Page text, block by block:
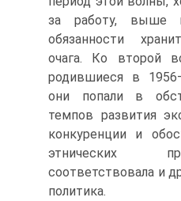
за работу, выше
обязанности
очага. Ко второй
родившиеся в
они попали в
темпов развития
конкуренции и
этнических
соответствовала и
политика.